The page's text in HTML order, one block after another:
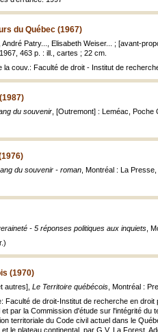
du Québec (1967)
Patry..., Elisabeth Weiser... ; [avant-
463 p. : ill., cartes ; 22 cm.
la couv.: Faculté de droit - Institut de
du souvenir , [Outremont] : Leméac,
du souvenir - roman , Montréal : La
- 5 réponses politiques aux inquiets ,
(1970)
autres], Le Territoire québécois , Montréal :
Faculté de droit-Institut de recherche en
par la Commission d'étude sur l'intégrité
territoriale du Code civil actuel dans le
le plateau continental, par G.V. La Forest.